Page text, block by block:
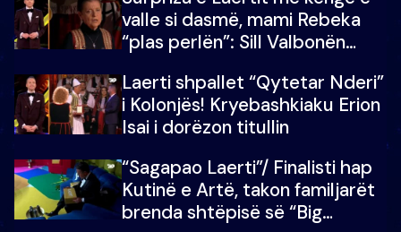
valle si dasmë, mami Rebeka
“plas perlën”: Sill Valbonën
Laerti shpallet “Qytetar Nderi”
i Kolonjës! Kryebashkiaku Erion
Isai i dorëzon titullin
“Sagapao Laerti”/ Finalisti hap
Kutinë e Artë, takon familjarët
brenda shtëpisë së “Big